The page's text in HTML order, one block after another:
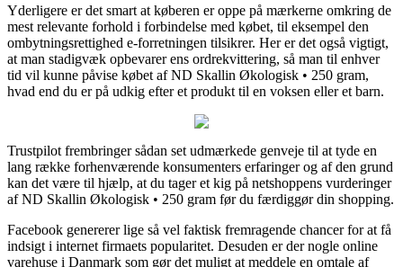
Yderligere er det smart at køberen er oppe på mærkerne omkring de
mest relevante forhold i forbindelse med købet, til eksempel den
ombytningsrettighed e-forretningen tilsikrer. Her er det også vigtigt,
at man stadigvæk opbevarer ens ordrekvittering, så man til enhver
tid vil kunne påvise købet af ND Skallin Økologisk • 250 gram,
hvad end du er på udkig efter et produkt til en voksen eller et barn.
Trustpilot frembringer sådan set udmærkede genveje til at tyde en
lang række forhenværende konsumenters erfaringer og af den grund
kan det være til hjælp, at du tager et kig på netshoppens vurderinger
af ND Skallin Økologisk • 250 gram før du færdiggør din shopping.
Facebook genererer lige så vel faktisk fremragende chancer for at få
indsigt i internet firmaets popularitet. Desuden er der nogle online
varehuse i Danmark som gør det muligt at meddele en omtale af